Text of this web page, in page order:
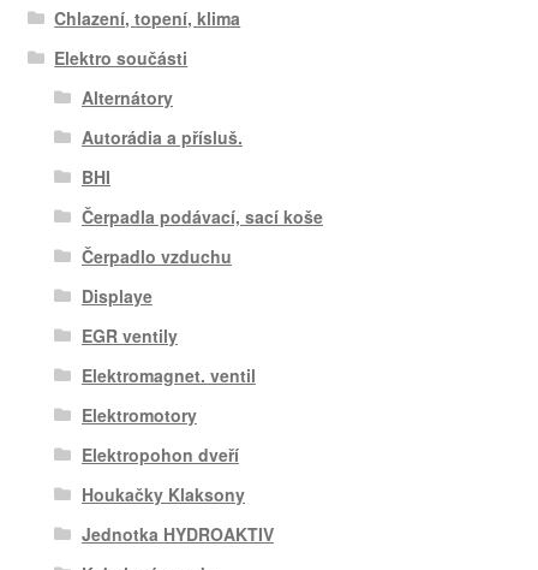
Chlazení, topení, klima
Elektro součásti
Alternátory
Autorádia a přísluš.
BHI
Čerpadla podávací, sací koše
Čerpadlo vzduchu
Displaye
EGR ventily
Elektromagnet. ventil
Elektromotory
Elektropohon dveří
Houkačky Klaksony
Jednotka HYDROAKTIV